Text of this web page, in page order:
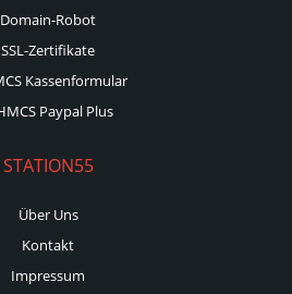
Domain-Robot
SSL-Zertifikate
Kassenformular
Paypal Plus
STATION55
Über Uns
Kontakt
Impressum